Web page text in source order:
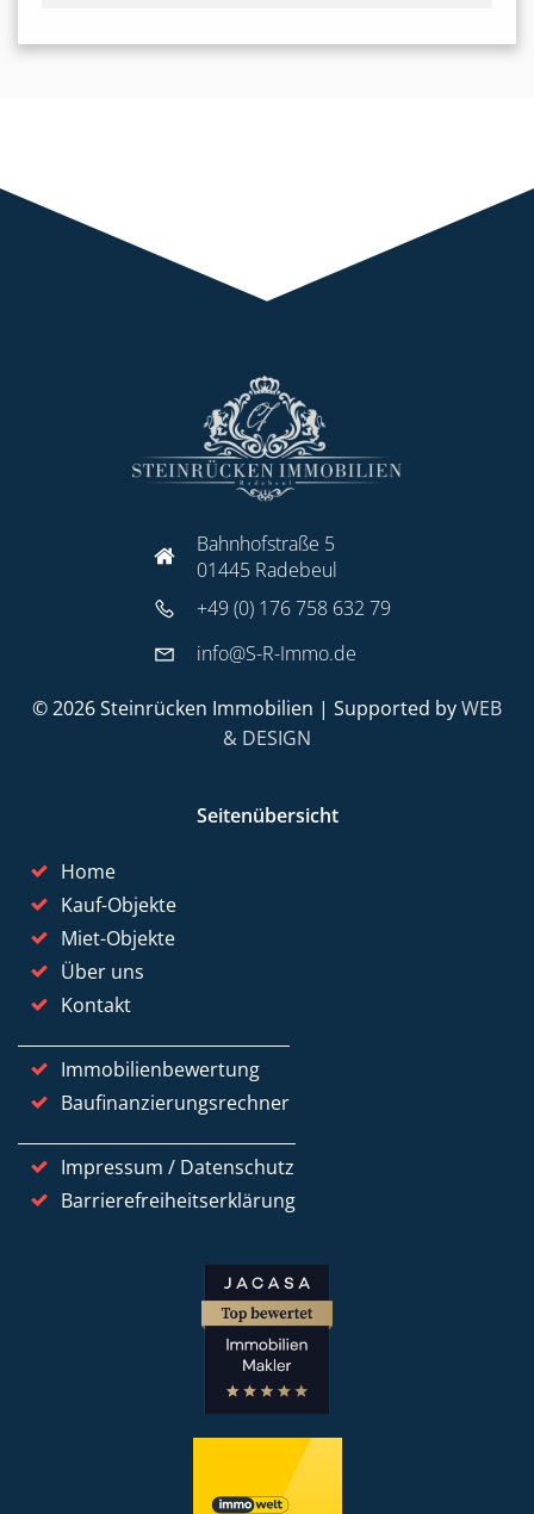
Bahnhofstraße 5
01445 Radebeul
+49 (0) 176 758 632 79
info@S-R-Immo.de
© 2026 Steinrücken Immobilien | Supported byWEB
& DESIGN
Seitenübersicht
Home
Kauf-Objekte
Miet-Objekte
Über uns
Kontakt
Immobilienbewertung
Baufinanzierungsrechner
Impressum / Datenschutz
Barrierefreiheitserklärung